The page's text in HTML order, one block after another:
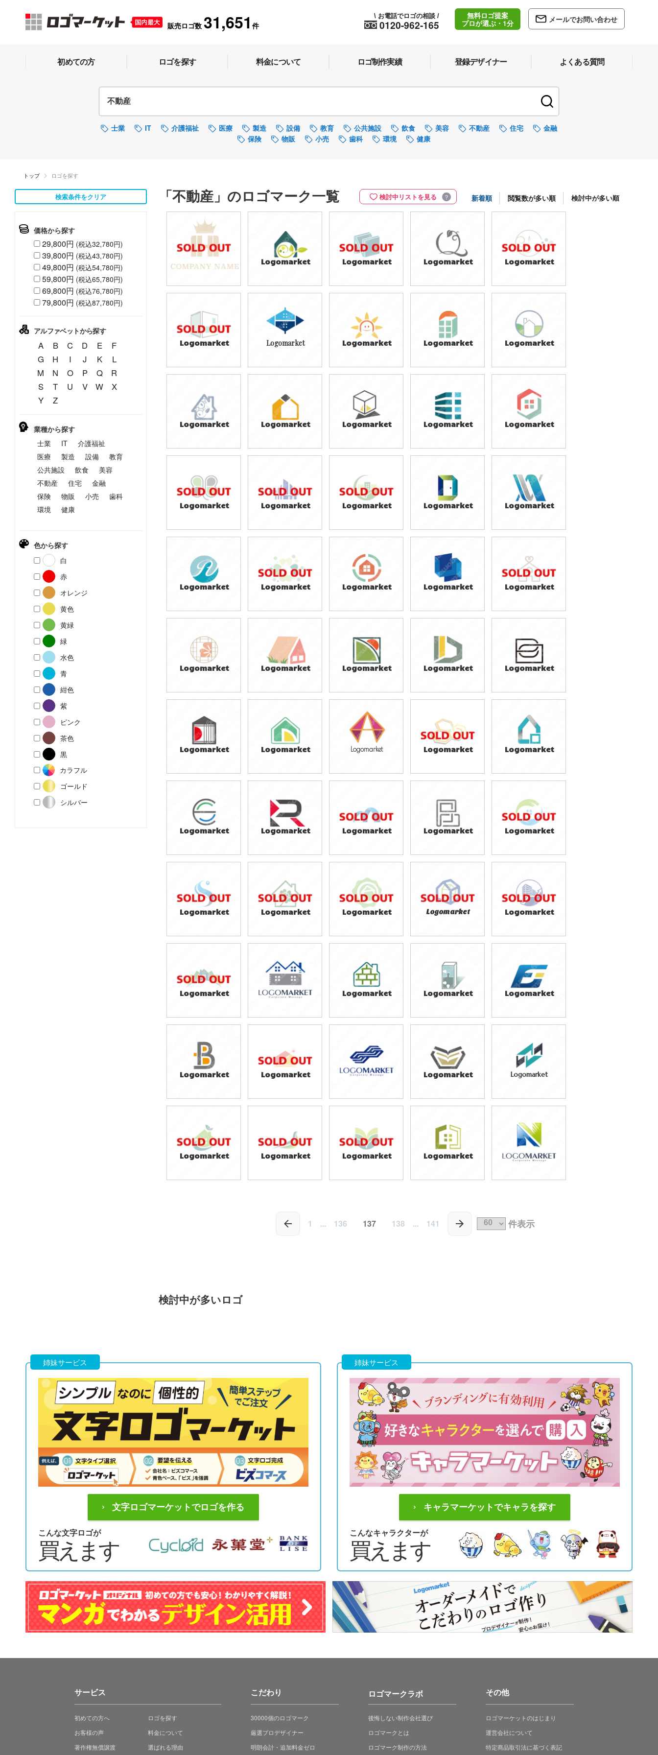
販売ロゴ数 31,651 件 0120-962-165
\ お電話でロゴの相談 /
無料ロゴ提案
プロが選ぶ・1分
メールでお問い合わせ
初めての方 ロゴを探す 料金について ロゴ制作実績 登録デザイナー よくある質問
士業 IT 介護福祉 医療 製造 設備 教育 公共施設 飲食 美容 不動産 住宅
金融
保険
物販 小売 歯科 環境 健康
トップ ロゴを探す
検索条件をクリア
価格から探す
29,800円 (税込32,780円)
39,800円 (税込43,780円)
49,800円 (税込54,780円)
59,800円 (税込65,780円)
69,800円 (税込76,780円)
79,800円 (税込87,780円)
アルファベットから探す
A B C D E
F
G
H I J K
L
M
N O P Q
R
S
T U V W
X
Y
Z
業種から探す
士業
IT
介護福祉
医療
製造 設備
教育
公共施設
飲食
美容
不動産
住宅
金融
保険
物販 小売
歯科
環境
健康
色から探す
白
赤
オレンジ
黄色
黄緑
緑
水色
青
紺色
紫
ピンク
茶色
黒
カラフル
ゴールド
シルバー
「不動産」のロゴマーク一覧 検討中リストを見る 新着順 閲覧数が多い順 検討中が多い順
49,800円
(税込54,780円)
Logomarket
49,800円
(税込54,780円)
Logomarket
49,800円
(税込54,780円)
Logomarket
49,800円
(税込54,780円)
Logomarket
39,800円
(税込43,780円)
Logomarket
49,800円
(税込54,780円)
Logomarket
39,800円
(税込43,780円)
Logomarket
39,800円
(税込43,780円)
Logomarket
39,800円
(税込43,780円)
Logomarket
39,800円
(税込43,780円)
Logomarket
59,800円
(税込65,780円)
Logomarket
(税込65,780円)
Logomarket
39,800円
(税込43,780円)
Logomarket
39,800円
(税込43,780円)
Logomarket
39,800円
(税込43,780円)
Logomarket
39,800円
(税込43,780円)
Logomarket
39,800円
(税込43,780円)
Logomarket
29,800円
(税込32,780円)
Logomarket
29,800円
(税込32,780円)
Logomarket
49,800円
(税込54,780円)
Logomarket
49,800円
(税込54,780円)
Logomarket
49,800円
(税込54,780円)
Logomarket
39,800円
(税込43,780円)
Logomarket
49,800円
(税込54,780円)
Logomarket
59,800円
(税込65,780円)
Logomarket
59,800円
(税込65,780円)
Logomarket
39,800円
(税込43,780円)
Logomarket
39,800円
(税込43,780円)
Logomarket
39,800円
(税込43,780円)
Logomarket
39,800円
(税込43,780円)
Logomarket
49,800円
(税込54,780円)
Logomarket
39,800円
(税込43,780円)
Logomarket
(税込43,780円)
Logomarket
59,800円
(税込65,780円)
Logomarket
49,800円
(税込54,780円)
Logomarket
49,800円
(税込54,780円)
Logomarket
49,800円
(税込54,780円)
Logomarket
29,800円
(税込32,780円)
Logomarket
69,800円
(税込76,780円)
Logomarket
49,800円
(税込54,780円)
Logomarket
(税込32,780円)
Logomarket
39,800円
(税込43,780円)
Logomarket
29,800円
(税込32,780円)
Logomarket
49,800円
(税込54,780円)
Logomarket
29,800円
(税込32,780円)
Logomarket
29,800円
(税込32,780円) (税込54,780円)
Logomarket
39,800円
(税込43,780円)
Logomarket
39,800円
(税込43,780円)
Logomarket
39,800円
(税込43,780円)
Logomarket
39,800円
(税込43,780円)
Logomarket
(税込32,780円) (税込54,780円)
Logomarket
49,800円
(税込54,780円)
Logomarket
39,800円
(税込43,780円)
Logomarket Logomarket Logomarket Logomarket
1 ... 136 137 138 ... 141 件表示
検討中が多いロゴ
姉妹サービス
文字ロゴマーケットでロゴを作る
こんな文字ロゴが
買えます
姉妹サービス
キャラマーケットでキャラを探す
こんなキャラクターが
買えます
サービス
初めての方へ
ロゴを探す
お客様の声
料金について
著作権無償譲渡
選ばれる理由
こだわり
30000個のロゴマーク
厳選プロデザイナー
明朗会計・追加料金ゼロ
ロゴマークラボ
後悔しない制作会社選び
ロゴマークとは
ロゴマーク制作の方法
その他
ロゴマーケットのはじまり
運営会社について
特定商品取引法に基づく表記